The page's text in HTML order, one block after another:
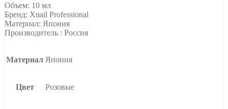
Объем: 10 мл
Бренд: Xnail Professional
Материал: Япония
Производитель : Россия
Материал Япония
Цвет Розовые